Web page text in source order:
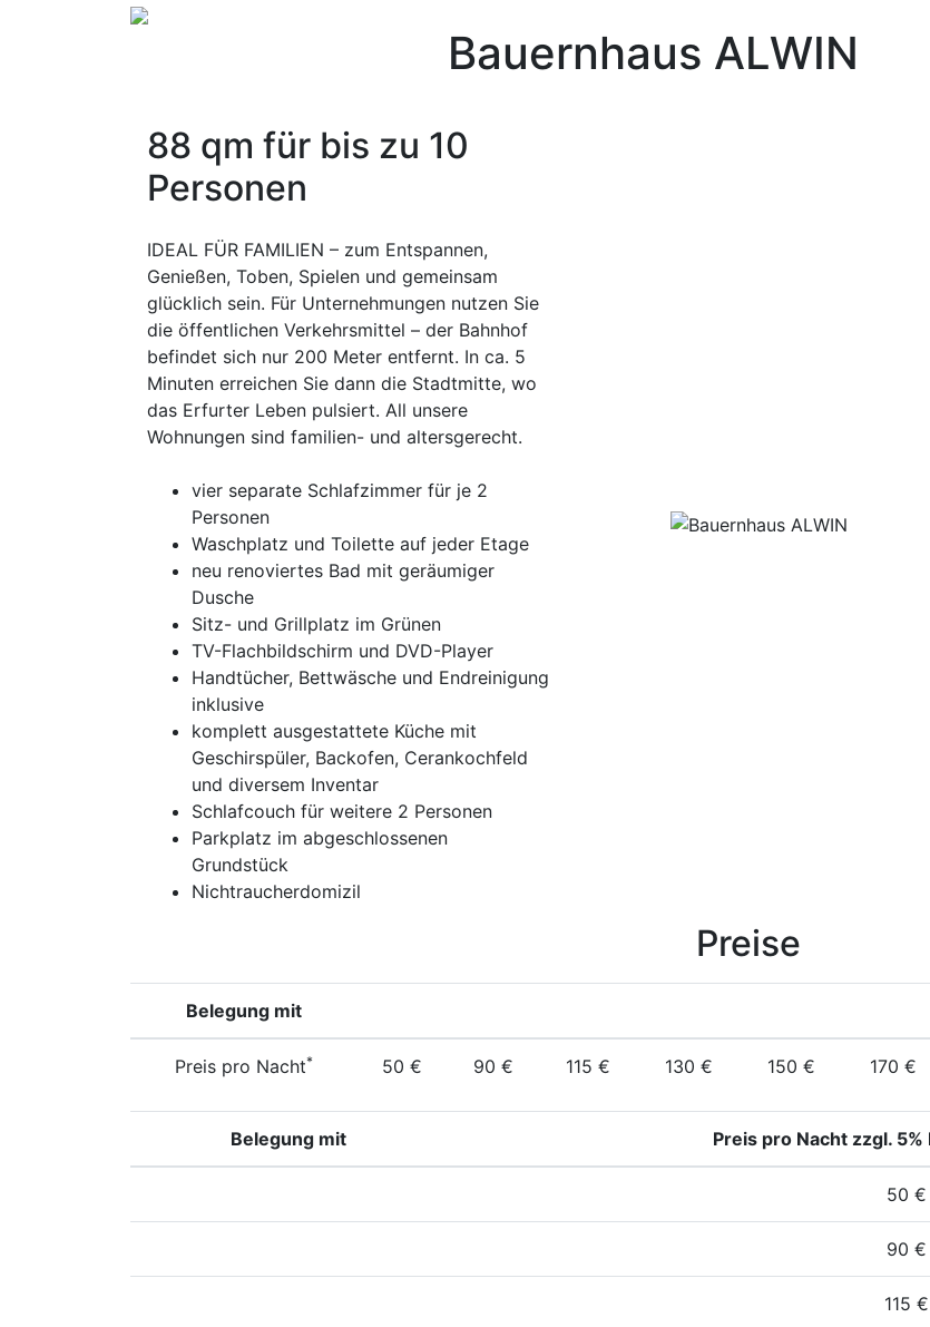
Bauernhaus ALWIN
88 qm für bis zu 10
Personen
IDEAL FÜR FAMILIEN – zum Entspannen,
Genießen, Toben, Spielen und gemeinsam
glücklich sein. Für Unternehmungen nutzen Sie
die öffentlichen Verkehrsmittel – der Bahnhof
befindet sich nur 200 Meter entfernt. In ca. 5
Minuten erreichen Sie dann die Stadtmitte, wo
das Erfurter Leben pulsiert. All unsere
Wohnungen sind familien- und altersgerecht.
vier separate Schlafzimmer für je 2
Personen
Waschplatz und Toilette auf jeder Etage
neu renoviertes Bad mit geräumiger
Dusche
Sitz- und Grillplatz im Grünen
TV-Flachbildschirm und DVD-Player
Handtücher, Bettwäsche und Endreinigung
inklusive
komplett ausgestattete Küche mit
Geschirspüler, Backofen, Cerankochfeld
und diversem Inventar
Schlafcouch für weitere 2 Personen
Parkplatz im abgeschlossenen
Grundstück
Nichtraucherdomizil
Preise
Belegung mit
Preis pro Nacht* 50 € 90 € 115 € 130 € 150 € 170 €
Belegung mit Preis pro Nacht zzgl.
50 €
90 €
115 €